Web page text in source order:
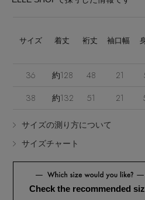
Stay in
サイズ 着丈 裄丈 袖口幅
36 約128 48 21
38
約132 51 21
サイズの測り方について
サイズチャート
Check the recommended